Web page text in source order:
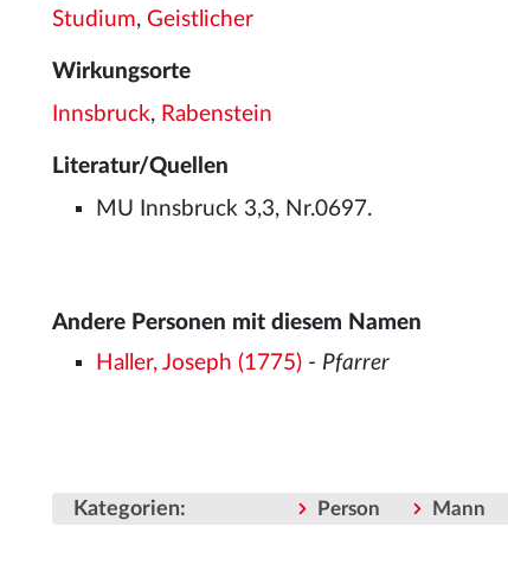
Studium, Geistlicher
Wirkungsorte
Innsbruck, Rabenstein
Literatur/Quellen
MU Innsbruck 3,3, Nr.0697.
Andere Personen mit diesem Namen
Haller, Joseph (1775) - Pfarrer
Kategorien: Person Mann